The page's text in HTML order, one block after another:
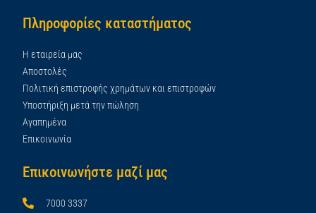
Πληροφορίες καταστήματος
Η εταιρεία μας
Αποστολές
Πολιτική επιστροφής χρημάτων και επιστροφών
Υποστήριξη μετά την πώληση
Αγαπημένα
Επικοινωνία
Επικοινωνήστε μαζί μας
7000 3337